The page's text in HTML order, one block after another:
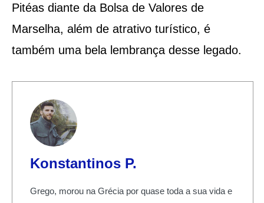
Pitéas diante da Bolsa de Valores de
Marselha, além de atrativo turístico, é
também uma bela lembrança desse legado.
Konstantinos P.
Grego, morou na Grécia por quase toda a sua vida e